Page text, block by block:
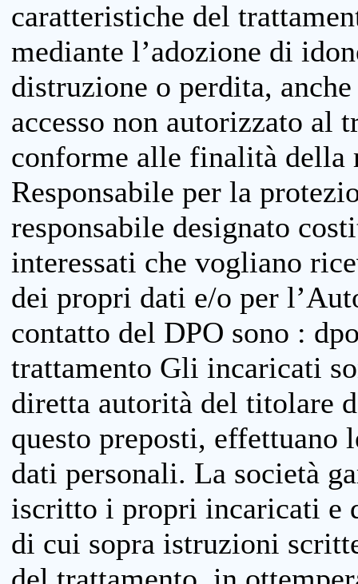
caratteristiche del
mediante l’adozione di
distruzione o perdita,
accesso non autorizzato al
conforme alle finalità della
Responsabile per la
responsabile designato
interessati che vogliano
dei propri dati e/o per
contatto del DPO sono :
trattamento Gli incaricati
diretta autorità del titolare
questo preposti, effettuano
dati personali. La società
iscritto i propri incaricati e
di cui sopra istruzioni